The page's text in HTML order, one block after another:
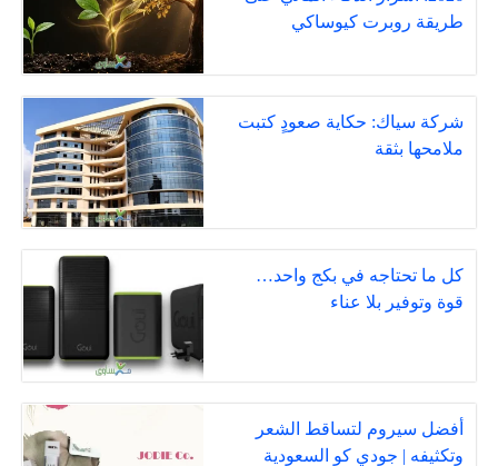
طريقة روبرت كيوساكي
شركة سياك: حكاية صعودٍ كتبت
ملامحها بثقة
كل ما تحتاجه في بكج واحد…
قوة وتوفير بلا عناء
أفضل سيروم لتساقط الشعر
وتكثيفه | جودي كو السعودية